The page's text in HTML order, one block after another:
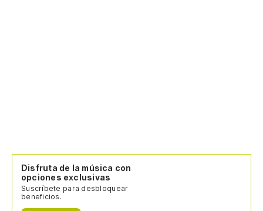
Disfruta de la música con
opciones exclusivas
Suscríbete para desbloquear
beneficios.